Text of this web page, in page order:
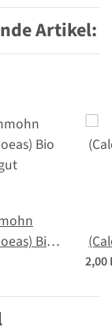
Artikel:
Bio
2,00